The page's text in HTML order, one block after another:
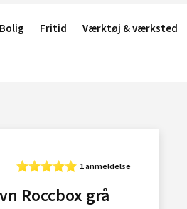
Bolig Fritid Værktøj & værksted
1 anmeldelse
Roccbox grå